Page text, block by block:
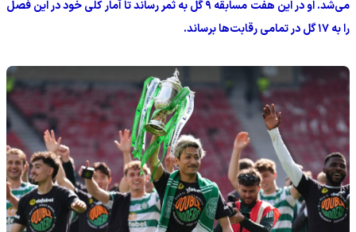
می‌شد. او در این هفت مسابقه ۹ گل به ثمر رساند تا آمار کلی خود در این فصل
را به ۱۷ گل در تمامی رقابت‌ها برساند.